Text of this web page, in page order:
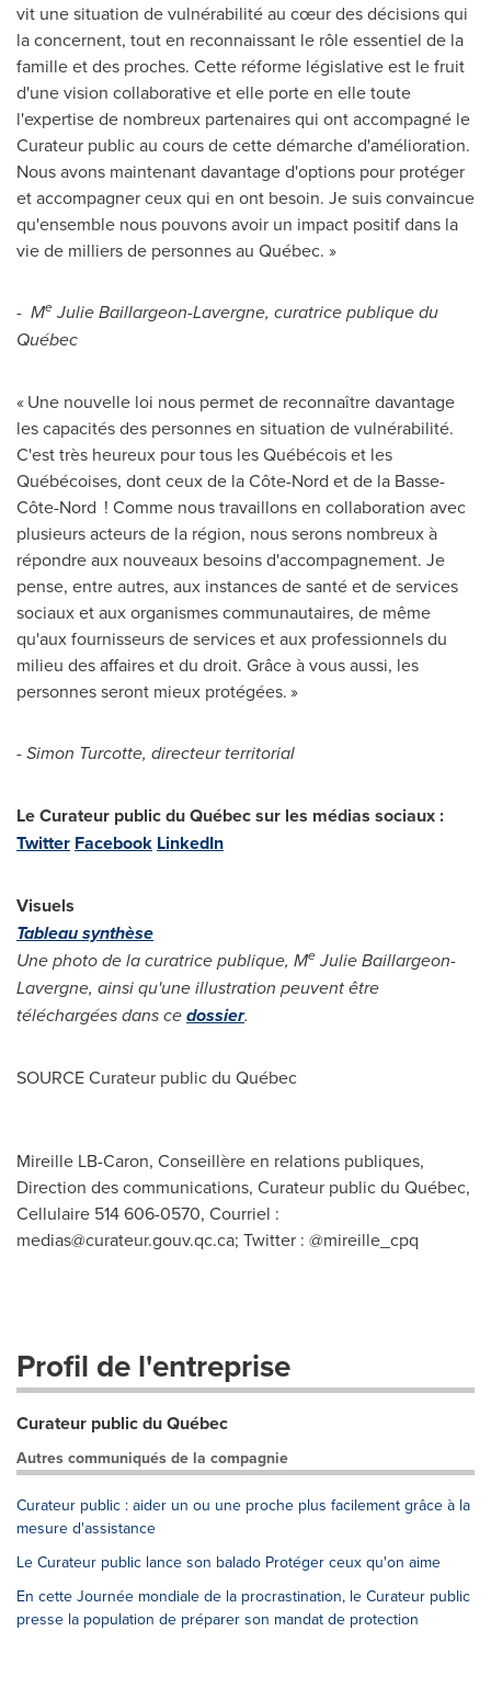
vit une situation de vulnérabilité au cœur des décisions qui
la concernent, tout en reconnaissant le rôle essentiel de la
famille et des proches. Cette réforme législative est le fruit
d'une vision collaborative et elle porte en elle toute
l'expertise de nombreux partenaires qui ont accompagné le
Curateur public au cours de cette démarche d'amélioration.
Nous avons maintenant davantage d'options pour protéger
et accompagner ceux qui en ont besoin. Je suis convaincue
qu'ensemble nous pouvons avoir un impact positif dans la
vie de milliers de personnes au Québec. »
- Me Julie Baillargeon-Lavergne, curatrice publique du
Québec
« Une nouvelle loi nous permet de reconnaître davantage
les capacités des personnes en situation de vulnérabilité.
C'est très heureux pour tous les Québécois et les
Québécoises, dont ceux de la Côte-Nord et de la Basse-
Côte-Nord ! Comme nous travaillons en collaboration avec
plusieurs acteurs de la région, nous serons nombreux à
répondre aux nouveaux besoins d'accompagnement. Je
pense, entre autres, aux instances de santé et de services
sociaux et aux organismes communautaires, de même
qu'aux fournisseurs de services et aux professionnels du
milieu des affaires et du droit. Grâce à vous aussi, les
personnes seront mieux protégées. »
- Simon Turcotte, directeur territorial
Le Curateur public du Québec sur les médias sociaux :
Twitter Facebook LinkedIn
Visuels
Tableau synthèse
Une photo de la curatrice publique, Me Julie Baillargeon-
Lavergne, ainsi qu'une illustration peuvent être
téléchargées dans cedossier.
SOURCE Curateur public du Québec
Mireille LB-Caron, Conseillère en relations publiques,
Direction des communications, Curateur public du Québec,
Cellulaire 514 606-0570, Courriel :
medias@curateur.gouv.qc.ca; Twitter : @mireille_cpq
Profil de l'entreprise
Curateur public du Québec
Autres communiqués de la compagnie
Curateur public : aider un ou une proche plus facilement grâce à la
mesure d'assistance
Le Curateur public lance son balado Protéger ceux qu'on aime
En cette Journée mondiale de la procrastination, le Curateur public
presse la population de préparer son mandat de protection